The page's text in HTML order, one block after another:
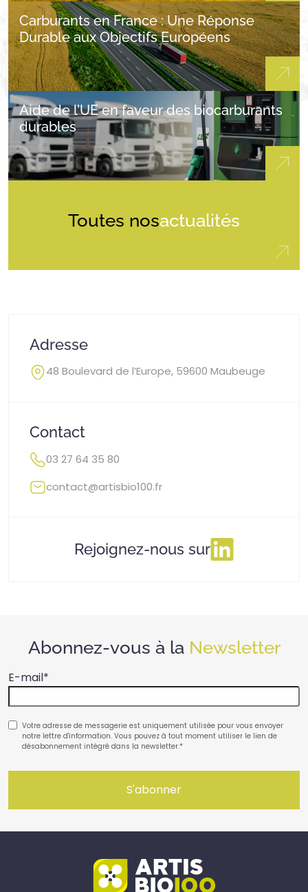
Carburants en France : Une Réponse
Durable aux Objectifs Européens
Toutes nosactualités
Aide de l’UE en faveur des biocarburants
durables
Adresse
48 Boulevard de l’Europe, 59600 Maubeuge
Contact
03 27 64 35 80
contact@artisbio100.fr
Rejoignez-nous sur
Abonnez-vous à la Newsletter
E-mail*
RGPD*
Votre adresse de messagerie est uniquement utilisée pour vous envoyer
notre lettre d'information. Vous pouvez à tout moment utiliser le lien de
désabonnement intégré dans la newsletter.*
S'abonner